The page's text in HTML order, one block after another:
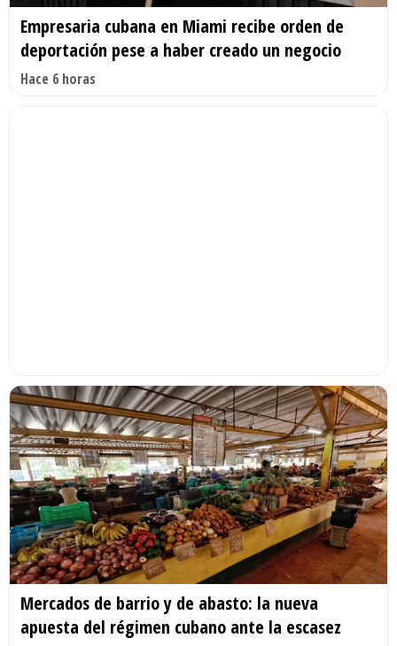
Empresaria cubana en Miami recibe orden de
deportación pese a haber creado un negocio
Hace 6 horas
Mercados de barrio y de abasto: la nueva
apuesta del régimen cubano ante la escasez